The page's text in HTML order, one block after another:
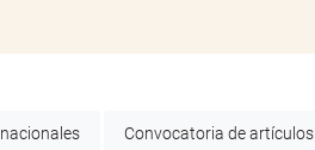
Convocatoria de artículos